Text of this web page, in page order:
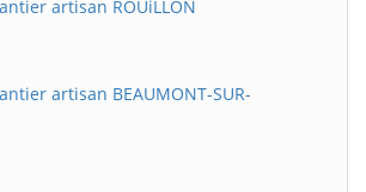
artisan ROUiLLON
artisan BEAUMONT-SUR-